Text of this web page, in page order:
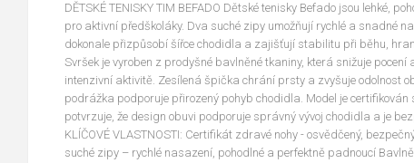
DĚTSKÉ TENISKY TIM BEFADO Dětské tenisky Befado jsou lehké,
pro aktivní předškoláky. Dva suché zipy umožňují rychlé a snadné
dokonale přizpůsobí šířce chodidla a zajišťují stabilitu při běhu,
Svršek je vyroben z prodyšné bavlněné tkaniny, která snižuje pocení
intenzivní aktivitě. Zesílená špička chrání prsty a zvyšuje odolnost
podrážka podporuje přirozený pohyb chodidla. Model je
potvrzuje, že design obuvi podporuje správný vývoj chodidla a je
KLÍČOVÉ VLASTNOSTI: Certifikát zdravé nohy - osvědčený,
suché zipy – rychlé nasazení, pohodlné a perfektně padnoucí